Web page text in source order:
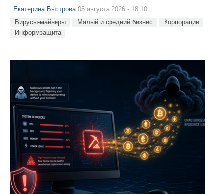
Екатерина Быстрова05 августа 2026 - 18:10
Вирусы-майнеры Малый и средний бизнес
Корпорации
Информзащита